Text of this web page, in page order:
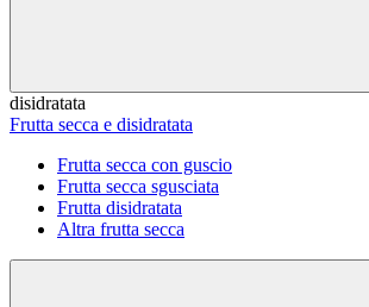
disidratata
Frutta secca e disidratata
Frutta secca con guscio
Frutta secca sgusciata
Frutta disidratata
Altra frutta secca